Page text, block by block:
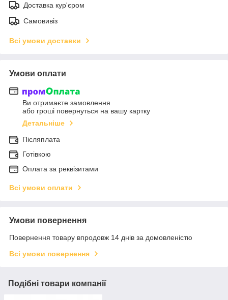
Доставка кур'єром
Самовивіз
Всі умови доставки
Умови оплати
Ви отримаєте замовлення
або гроші повернуться на вашу картку
Детальніше
Післяплата
Готівкою
Оплата за реквізитами
Всі умови оплати
Умови повернення
Повернення товару впродовж 14 днів за домовленістю
Всі умови повернення
Подібні товари компанії